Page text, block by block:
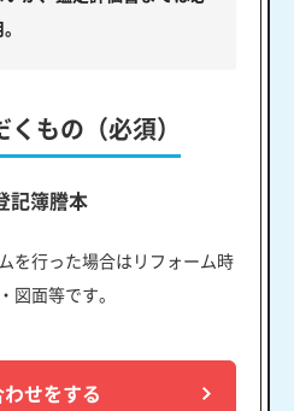
もの（必須）
記簿謄本
を行った場合はリフォーム時
図面等です。
せをする